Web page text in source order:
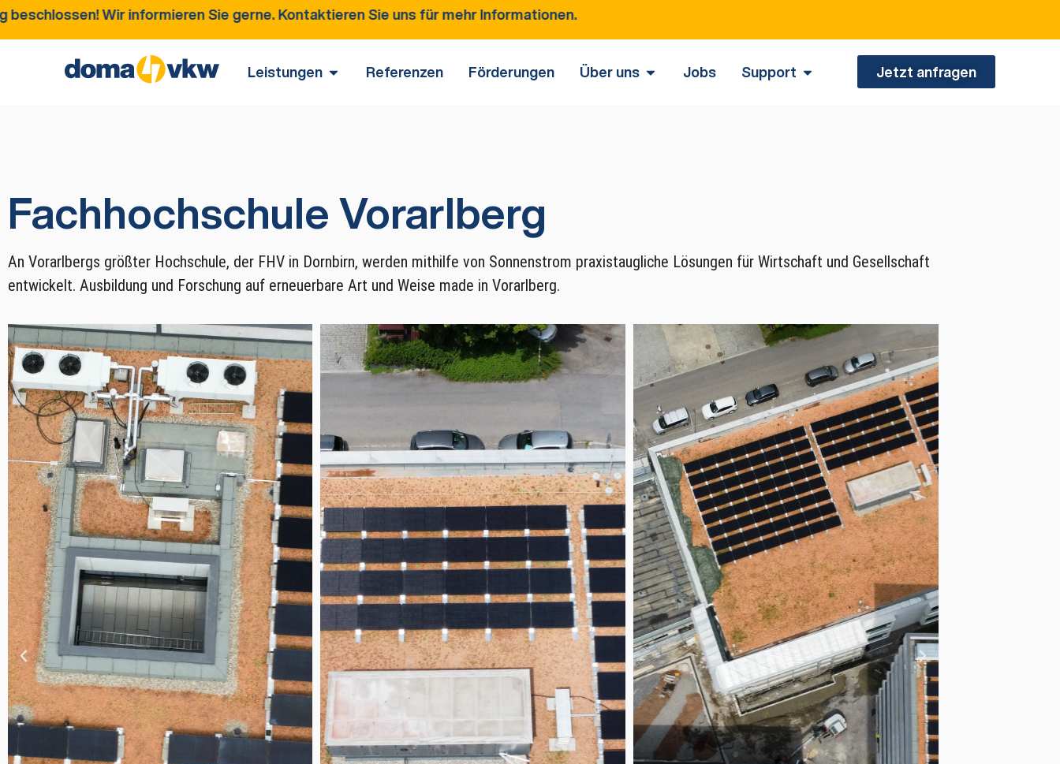
informieren Sie gerne. Kontaktieren Sie uns für mehr Informationen.
Leistungen Referenzen Förderungen Über uns Jobs Support Jetzt anfragen
Fachhochschule Vorarlberg
An Vorarlbergs größter Hochschule, der FHV in Dornbirn, werden mithilfe von Sonnenstrom praxistaugliche Lösungen für Wirtschaft und Gesellschaft
entwickelt. Ausbildung und Forschung auf erneuerbare Art und Weise made in Vorarlberg.